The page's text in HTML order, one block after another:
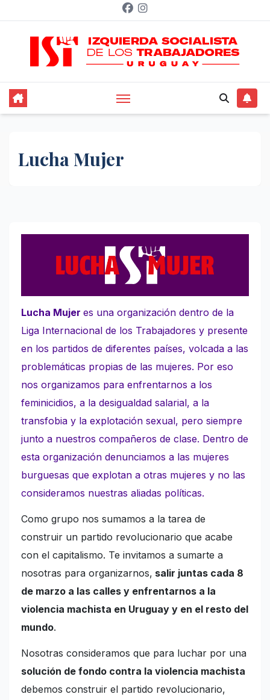
contenido
Lucha Mujer
Lucha Mujer es una organización dentro de la
Liga Internacional de los Trabajadores y presente
en los partidos de diferentes países, volcada a las
problemáticas propias de las mujeres. Por eso
nos organizamos para enfrentarnos a los
feminicidios, a la desigualdad salarial, a la
transfobia y la explotación sexual, pero siempre
junto a nuestros compañeros de clase. Dentro de
esta organización denunciamos a las mujeres
burguesas que explotan a otras mujeres y no las
consideramos nuestras aliadas políticas.
Como grupo nos sumamos a la tarea de
construir un partido revolucionario que acabe
con el capitalismo. Te invitamos a sumarte a
nosotras para organizarnos, salir juntas cada 8
de marzo a las calles y enfrentarnos a la
violencia machista en Uruguay y en el resto del
mundo.
Nosotras consideramos que para luchar por una
solución de fondo contra la violencia machista
debemos construir el partido revolucionario,